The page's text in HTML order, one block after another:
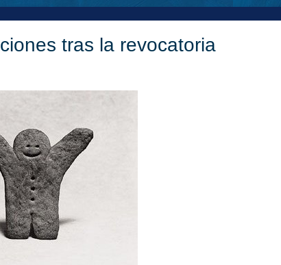
tras la revocatoria